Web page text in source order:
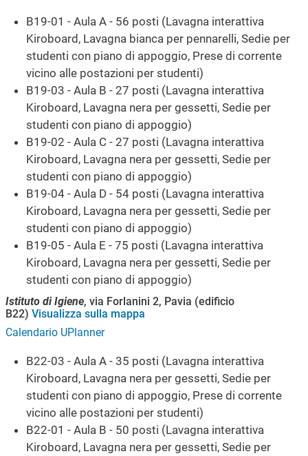
B19-01 - Aula A - 56 posti (Lavagna interattiva
Kiroboard, Lavagna bianca per pennarelli, Sedie per
studenti con piano di appoggio, Prese di corrente
vicino alle postazioni per studenti)
B19-03 - Aula B - 27 posti (Lavagna interattiva
Kiroboard, Lavagna nera per gessetti, Sedie per
studenti con piano di appoggio)
B19-02 - Aula C - 27 posti (Lavagna interattiva
Kiroboard, Lavagna nera per gessetti, Sedie per
studenti con piano di appoggio)
B19-04 - Aula D - 54 posti (Lavagna interattiva
Kiroboard, Lavagna nera per gessetti, Sedie per
studenti con piano di appoggio)
B19-05 - Aula E - 75 posti (Lavagna interattiva
Kiroboard, Lavagna nera per gessetti, Sedie per
studenti con piano di appoggio)
Istituto di Igiene, via Forlanini 2, Pavia (edificio
B22) Visualizza sulla mappa
Calendario UPlanner
B22-03 - Aula A - 35 posti (Lavagna interattiva
Kiroboard, Lavagna nera per gessetti, Sedie per
studenti con piano di appoggio, Prese di corrente
vicino alle postazioni per studenti)
B22-01 - Aula B - 50 posti (Lavagna interattiva
Kiroboard, Lavagna nera per gessetti, Sedie per